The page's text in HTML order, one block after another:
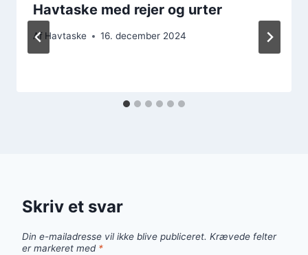
Havtaske med rejer og urter
Af Havtaske 16. december 2024
Skriv et svar
Din e-mailadresse vil ikke blive publiceret. Krævede felter
er markeret med *